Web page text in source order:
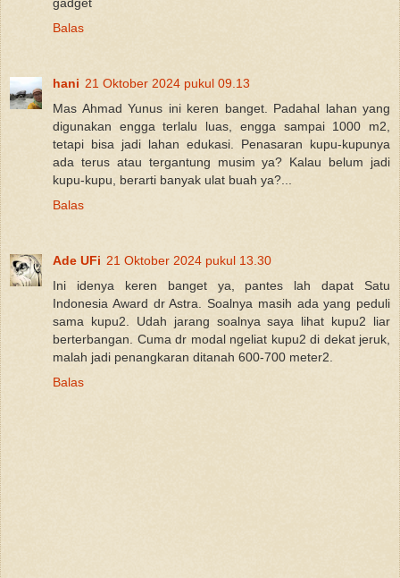
Balas
hani 21 Oktober 2024 pukul 09.13
Mas Ahmad Yunus ini keren banget. Padahal lahan yang
digunakan engga terlalu luas, engga sampai 1000 m2,
tetapi bisa jadi lahan edukasi. Penasaran kupu-kupunya
ada terus atau tergantung musim ya? Kalau belum jadi
kupu-kupu, berarti banyak ulat buah ya?...
Balas
Ade UFi 21 Oktober 2024 pukul 13.30
Ini idenya keren banget ya, pantes lah dapat Satu
Indonesia Award dr Astra. Soalnya masih ada yang peduli
sama kupu2. Udah jarang soalnya saya lihat kupu2 liar
berterbangan. Cuma dr modal ngeliat kupu2 di dekat jeruk,
malah jadi penangkaran ditanah 600-700 meter2.
Balas